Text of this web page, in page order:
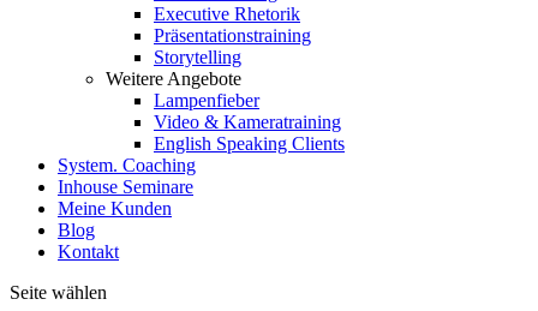
Executive Rhetorik
Präsentationstraining
Storytelling
Weitere Angebote
Lampenfieber
Video & Kameratraining
English Speaking Clients
System. Coaching
Inhouse Seminare
Meine Kunden
Blog
Kontakt
Seite wählen